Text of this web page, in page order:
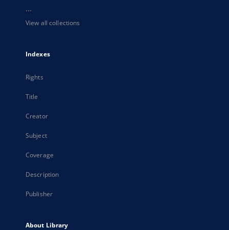
...
View all collections
Indexes
Rights
Title
Creator
Subject
Coverage
Description
Publisher
About Library